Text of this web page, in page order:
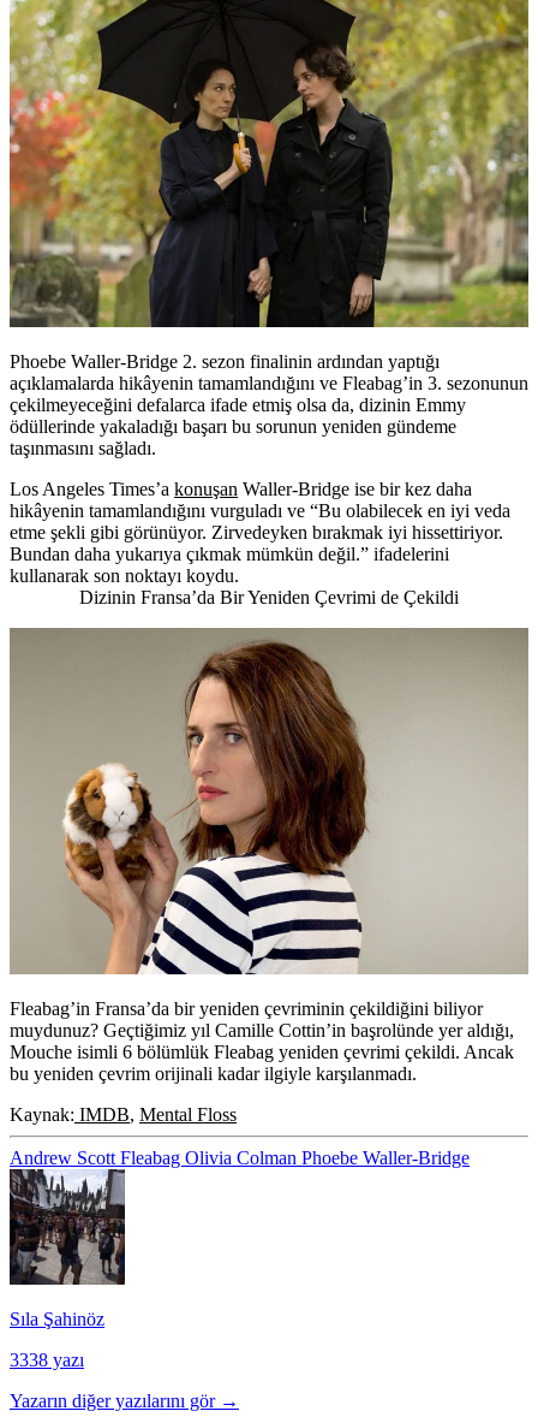
Phoebe Waller-Bridge 2. sezon finalinin ardından yaptığı
açıklamalarda hikâyenin tamamlandığını ve Fleabag’in 3. sezonunun
çekilmeyeceğini defalarca ifade etmiş olsa da, dizinin Emmy
ödüllerinde yakaladığı başarı bu sorunun yeniden gündeme
taşınmasını sağladı.
Los Angeles Times’a konuşan Waller-Bridge ise bir kez daha
hikâyenin tamamlandığını vurguladı ve “Bu olabilecek en iyi veda
etme şekli gibi görünüyor. Zirvedeyken bırakmak iyi hissettiriyor.
Bundan daha yukarıya çıkmak mümkün değil.” ifadelerini
kullanarak son noktayı koydu.
Dizinin Fransa’da Bir Yeniden Çevrimi de Çekildi
Fleabag’in Fransa’da bir yeniden çevriminin çekildiğini biliyor
muydunuz? Geçtiğimiz yıl Camille Cottin’in başrolünde yer aldığı,
Mouche isimli 6 bölümlük Fleabag yeniden çevrimi çekildi. Ancak
bu yeniden çevrim orijinali kadar ilgiyle karşılanmadı.
Kaynak: IMDB, Mental Floss
Andrew Scott Fleabag Olivia Colman Phoebe Waller-Bridge
Sıla Şahinöz
3338 yazı
Yazarın diğer yazılarını gör →